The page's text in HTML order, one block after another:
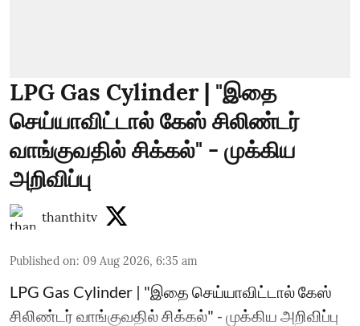
LPG Gas Cylinder | "இதை
செய்யாவிட்டால் கேஸ் சிலிண்டர்
வாங்குவதில் சிக்கல்" - முக்கிய
அறிவிப்பு
thanthitv
Published on: 09 Aug 2026, 6:35 am
LPG Gas Cylinder | "இதை செய்யாவிட்டால் கேஸ்
சிலிண்டர் வாங்குவதில் சிக்கல்" - முக்கிய அறிவிப்பு